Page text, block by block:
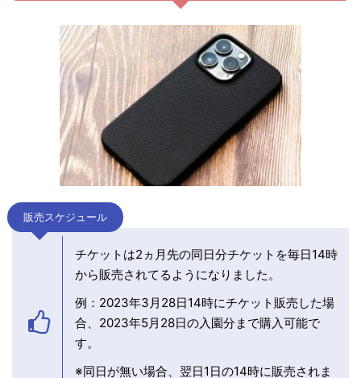
販売スケジュール
チケットは2ヵ月先の同日分チケットを毎日14時
から販売されてるようになりました。
例：2023年3月28日14時にチケット販売した場
合、2023年5月28日の入園分まで購入可能で
す。
※同日が無い場合、翌日1日の14時に販売されま